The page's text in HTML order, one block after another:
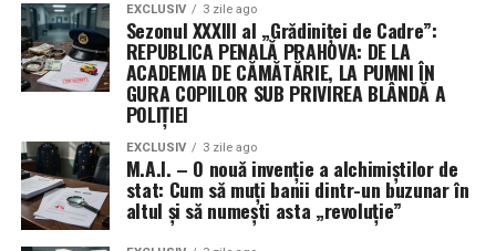
Această practică a Pentagonului, de a ascunde detaliile
despre contractori și valorile exacte ale premiilor,
devine din ce în ce mai frecventă. Justificarea oficială
este nevoia de a preveni transferul de informații
strategice către puteri rivale precum China. Utilizarea
unor vehicule contractuale non-tradiționale permite
ocolirea cerințelor standard de raportare publică,
oferind armatei o mai mare libertate de mișcare, dar și
un grad sporit de discreție în cursa pentru supremație
EXCLUSIV 3 zile ago
Sezonul XXXIII al „Grădiniței de Cadre”:
REPUBLICA PENALĂ PRAHOVA: DE LA
ACADEMIA DE CĂMĂTĂRIE, LA PUMNI ÎN
GURA COPIILOR SUB PRIVIREA BLÂNDĂ A
POLIȚIEI
EXCLUSIV 3 zile ago
M.A.I. – O nouă invenție a alchimiștilor de
stat: Cum să muți banii dintr-un buzunar în
altul și să numești asta „revoluție”